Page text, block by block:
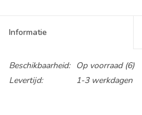
Informatie
Beschikbaarheid: Op voorraad(6)
Levertijd:
1-3 werkdagen